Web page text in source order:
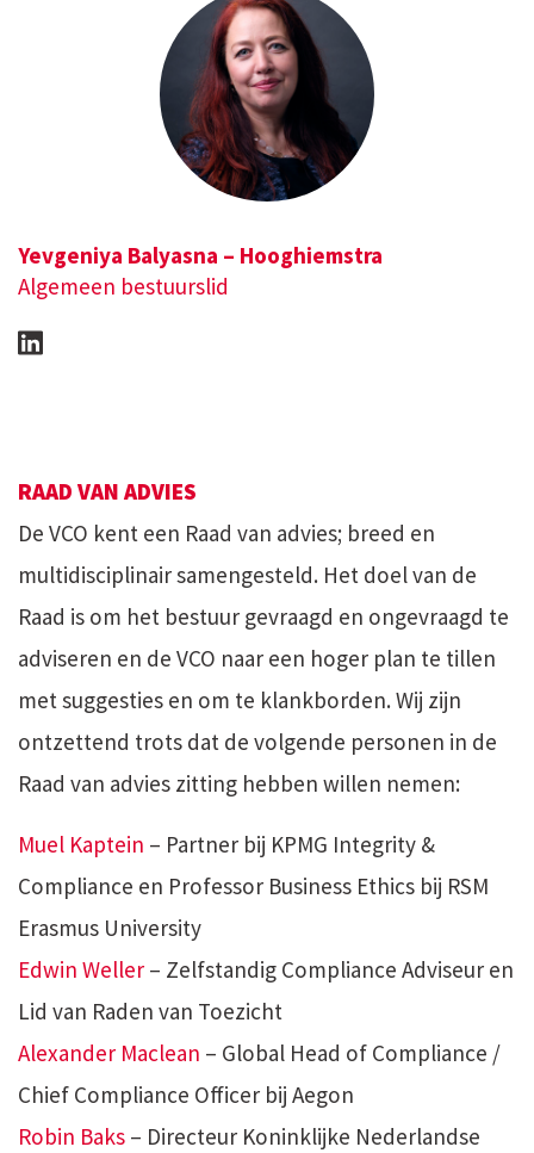
Yevgeniya Balyasna – Hooghiemstra
Algemeen bestuurslid
RAAD VAN ADVIES
De VCO kent een Raad van advies; breed en
multidisciplinair samengesteld. Het doel van de
Raad is om het bestuur gevraagd en ongevraagd te
adviseren en de VCO naar een hoger plan te tillen
met suggesties en om te klankborden. Wij zijn
ontzettend trots dat de volgende personen in de
Raad van advies zitting hebben willen nemen:
Muel Kaptein – Partner bij KPMG Integrity &
Compliance en Professor Business Ethics bij RSM
Erasmus University
Edwin Weller – Zelfstandig Compliance Adviseur en
Lid van Raden van Toezicht
Alexander Maclean – Global Head of Compliance /
Chief Compliance Officer bij Aegon
Robin Baks – Directeur Koninklijke Nederlandse